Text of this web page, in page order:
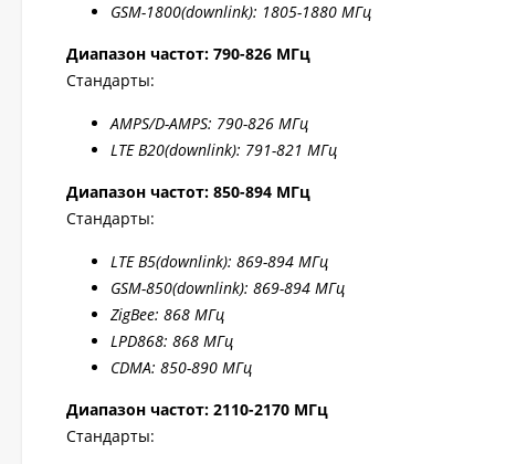
GSM-1800(downlink): 1805-1880 МГц
Диапазон частот: 790-826 МГц
Стандарты:
AMPS/D-AMPS: 790-826 МГц
LTE B20(downlink): 791-821 МГц
Диапазон частот: 850-894 МГц
Стандарты:
LTE B5(downlink): 869-894 МГц
GSM-850(downlink): 869-894 МГц
ZigBee: 868 МГц
LPD868: 868 МГц
CDMA: 850-890 МГц
Диапазон частот: 2110-2170 МГц
Стандарты: